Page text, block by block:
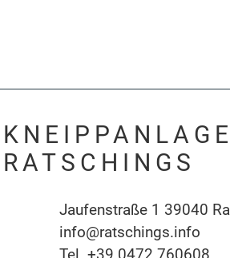
KNEIPPANLAGE
RATSCHINGS
Jaufenstraße 1 39040
info@ratschings.info
Tel. +39 0472 760608